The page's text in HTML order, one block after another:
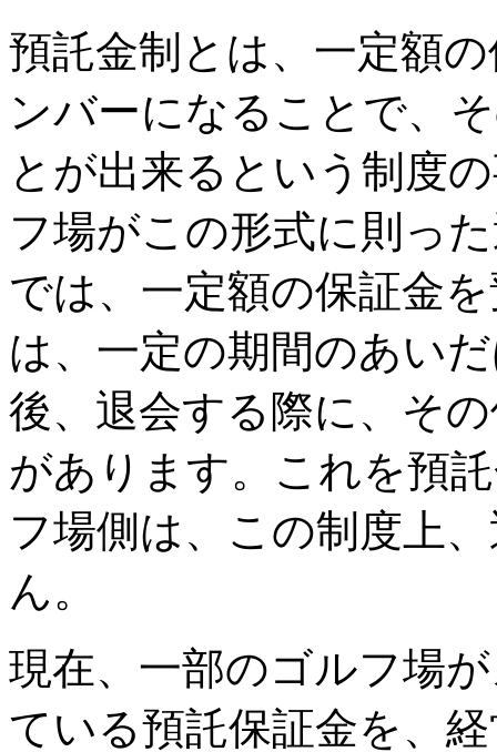
預託金制とは、一定額
ンバーになることで、
とが出来るという制度
フ場がこの形式に則っ
では、一定額の保証金
は、一定の期間のあい
後、退会する際に、そ
があります。これを預
フ場側は、この制度上
ん。
現在、一部のゴルフ場
ている預託保証金を、